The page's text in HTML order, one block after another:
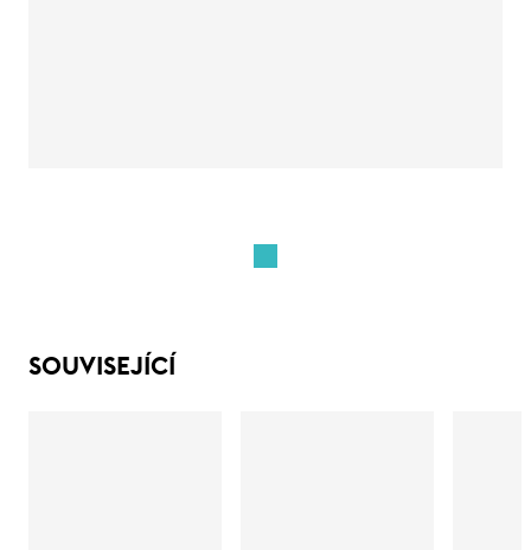
SOUVISEJÍCÍ